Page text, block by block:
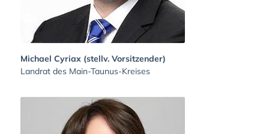
Michael Cyriax (stellv. Vorsitzender)
Landrat des Main-Taunus-Kreises